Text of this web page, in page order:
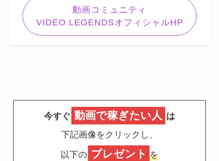
動画コミュニティ
VIDEO LEGENDSオフィシャルHP
今すぐ 動画で稼ぎたい人 は
下記画像をクリックし、
以下の プレゼント を